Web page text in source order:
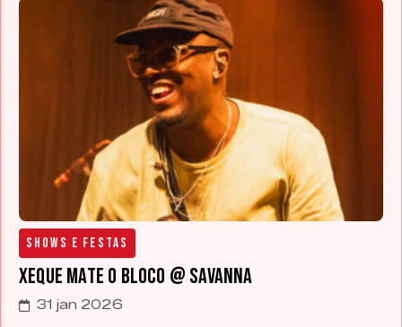
Shows e Festas
Xeque Mate o Bloco @ Savanna
31 jan 2026